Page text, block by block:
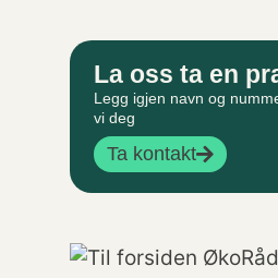
La oss ta en
Legg igjen navn og
vi deg
Ta kontakt